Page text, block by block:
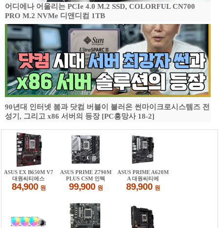
어디에나 어울리는 PCIe 4.0 M.2 SSD, COLORFUL CN700
PRO M.2 NVMe 디앤디컴 1TB
90년대 인터넷 붐과 닷컴 버블이 불러온 썬마이크로시스템즈 전
성기, 그리고 x86 서버의 등장 [PC흥망사 18-2]